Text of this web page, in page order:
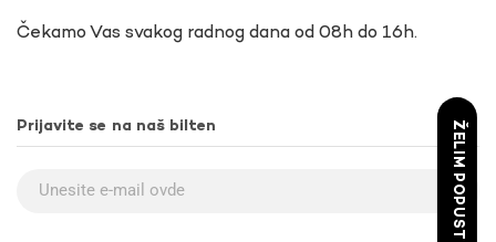
Čekamo Vas svakog radnog dana od 08h do 16h.
Prijavite se na naš bilten ŽELIM POPUST